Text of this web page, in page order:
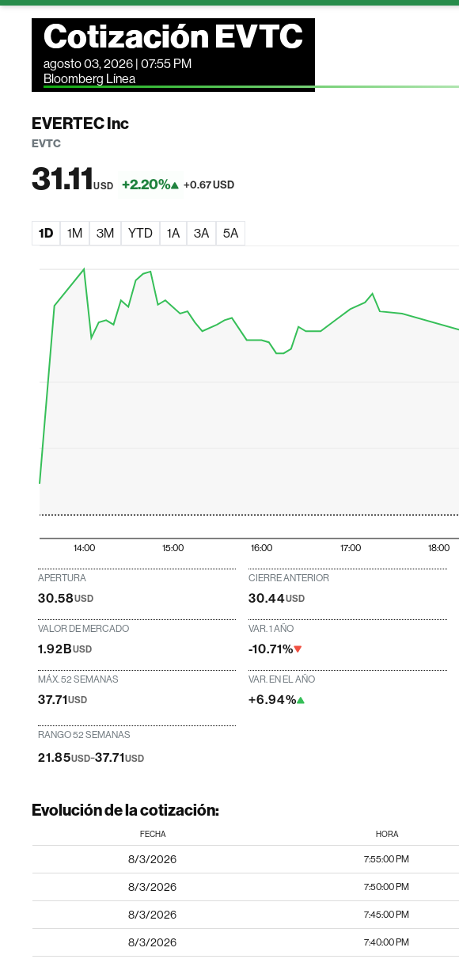
Cotización EVTC
agosto 03, 2026 | 07:55 PM
Bloomberg Línea
EVERTEC Inc
EVTC
31.11USD +2.20% +0.67 USD
1D 1M 3M YTD 1A 3A 5A
14:00 15:00 16:00 17:00 18:00
APERTURA
30.58USD
CIERRE ANTERIOR
30.44USD
VALOR DE MERCADO
1.92BUSD
VAR. 1 AÑO
-10.71%
MÁX. 52 SEMANAS
37.71USD
VAR. EN EL AÑO
+6.94%
RANGO 52 SEMANAS
21.85USD-37.71USD
Evolución de la cotización:
FECHA HORA
8/3/2026 7:55:00 PM
8/3/2026 7:50:00 PM
8/3/2026 7:45:00 PM
8/3/2026 7:40:00 PM